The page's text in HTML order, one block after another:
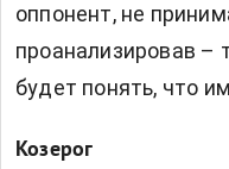
оппонент, не
проанализировав –
будет понять, что
Козерог